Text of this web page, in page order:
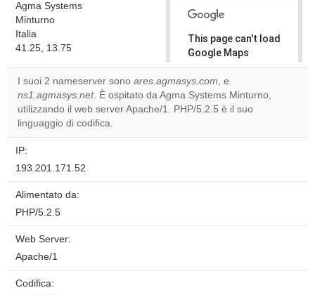
Agma Systems
Minturno
Italia
41.25, 13.75
This page can't load
Google Maps
correctly.
Do you
own this
I suoi 2 nameserver sono ares.agmasys.com, e
ns1.agmasys.net. È ospitato da Agma Systems Minturno,
utilizzando il web server Apache/1. PHP/5.2.5 è il suo
linguaggio di codifica.
IP:
193.201.171.52
Alimentato da:
PHP/5.2.5
Web Server:
Apache/1
Codifica: